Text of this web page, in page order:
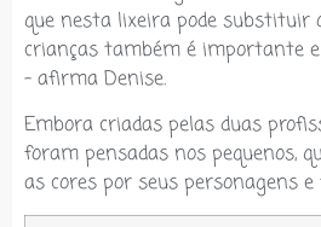
que nesta lixeira pode substituir
crianças também é importante
– afirma Denise.
Embora criadas pelas duas
foram pensadas nos pequenos,
as cores por seus personagens